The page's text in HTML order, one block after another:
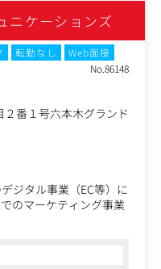
ニック
クリニック
続ける、日本最大級の
延べ320万人を超える
リスクの少ないパーソ
ト外来をもつクリニッ
ニケーションズ
転勤なし
Web面接
No.86148
番１号六本木グランド
ジタル事業（EC等）に
のマーケティング事業